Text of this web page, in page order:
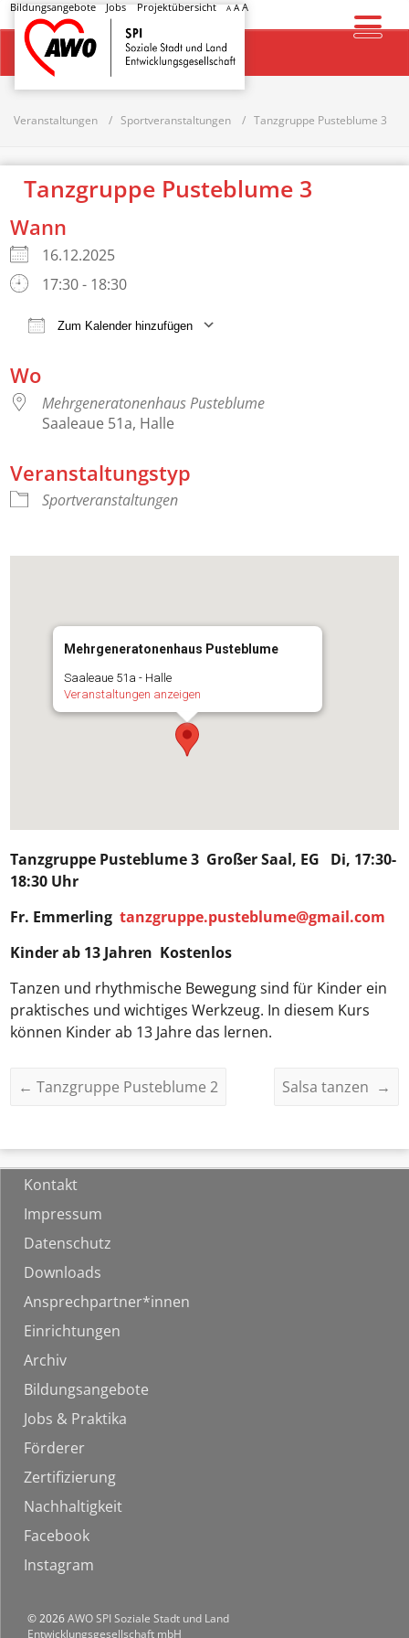
Bildungsangebote Jobs Projektübersicht A AA
Startseite
Veranstaltungen Sportveranstaltungen Tanzgruppe Pusteblume 3
Tanzgruppe Pusteblume 3
Wann
16.12.2025
17:30 - 18:30
Zum Kalender hinzufügen
Wo
Mehrgeneratonenhaus Pusteblume
Saaleaue 51a, Halle
Veranstaltungstyp
Sportveranstaltungen
Mehrgeneratonenhaus Pusteblume
Saaleaue 51a - Halle
Veranstaltungen anzeigen
Tanzgruppe Pusteblume 3 Großer Saal, EG Di, 17:30-
18:30 Uhr
Fr. Emmerlingtanzgruppe.pusteblume@gmail.com
Kinder ab 13 Jahren Kostenlos
Tanzen und rhythmische Bewegung sind für Kinder ein
praktisches und wichtiges Werkzeug. In diesem Kurs
können Kinder ab 13 Jahre das lernen.
← Tanzgruppe Pusteblume 2 Salsa tanzen →
Kontakt
Impressum
Datenschutz
Downloads
Ansprechpartner*innen
Einrichtungen
Archiv
Bildungsangebote
Jobs & Praktika
Förderer
Zertifizierung
Nachhaltigkeit
Facebook
Instagram
© 2026AWO SPI Soziale Stadt und Land
Entwicklungsgesellschaft mbH